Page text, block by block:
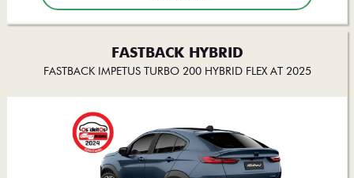
FASTBACK HYBRID
FASTBACK IMPETUS TURBO 200 HYBRID FLEX AT 2025